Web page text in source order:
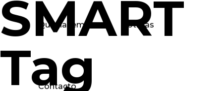
Qué hacemos Noticias
Contacto
SMART
Tag